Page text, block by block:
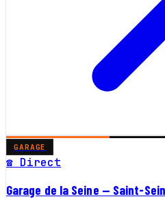
GARAGE
☎ Direct
Garage de la Seine — Saint-